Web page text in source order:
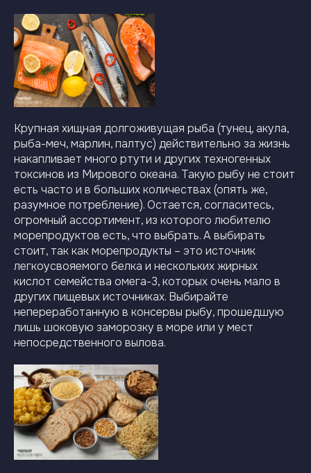
Крупная хищная долгоживущая рыба (тунец, акула,
рыба-меч, марлин, палтус) действительно за жизнь
накапливает много ртути и других техногенных
токсинов из Мирового океана. Такую рыбу не стоит
есть часто и в больших количествах (опять же,
разумное потребление). Остается, согласитесь,
огромный ассортимент, из которого любителю
морепродуктов есть, что выбрать. А выбирать
стоит, так как морепродукты – это источник
легкоусвояемого белка и нескольких жирных
кислот семейства омега-3, которых очень мало в
других пищевых источниках. Выбирайте
непереработанную в консервы рыбу, прошедшую
лишь шоковую заморозку в море или у мест
непосредственного вылова.